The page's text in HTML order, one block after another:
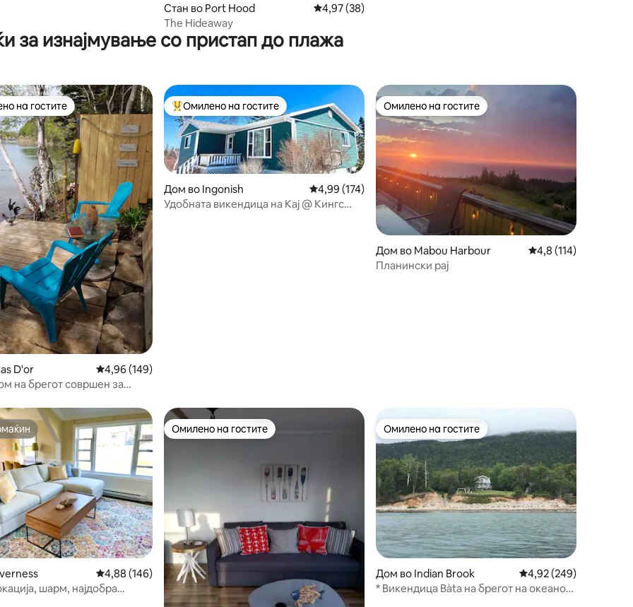
Стан во Port Hood Просечна оцена: 4,97 од 5, 38 рецензии
4,97 (38)
The Hideaway
за изнајмување со пристап до плажа
5, 130 рецензии
„Омилени на гостите“
на гостите
D'or Просечна оцена: 4,96 од 5, 149 рецензии
4,96 (149)
на брегот совршен за
Меѓу најуспешните „Омилени на гостите“
Омилено на гостите
Дом во Ingonish Просечна оцена: 4,99 од 5, 174 рецензии
4,99 (174)
Удобната викендица на Кај @ Кингс
Омилено на гостите
Омилено на гостите
Дом во Mabou Harbour Просечна оцена:
4,8 (114)
Планински рај
Просечна оцена: 4,88 од 5, 146 рецензии
4,88 (146)
шарм, најдобра
Омилено на гостите
Омилено на гостите Омилено на гостите
Омилено на гостите
Дом во Indian Brook Просечна оцена: 4,92
4,92 (249)
* Викендица Bàta на брегот на океанот |